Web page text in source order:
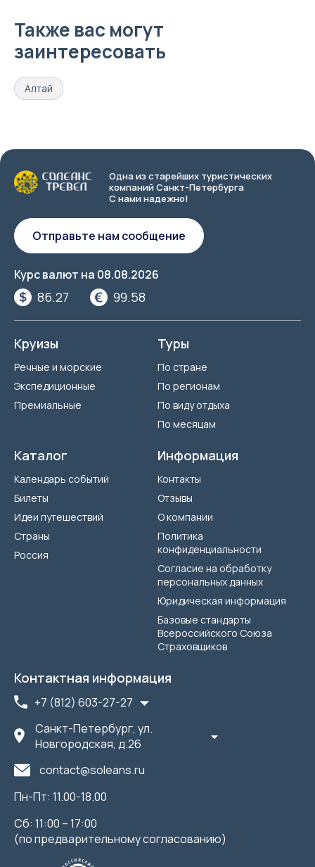
Также вас могут
заинтересовать
Алтай
Одна из старейших туристических
компаний Санкт-Петербурга
С нами надежно!
Курс валют на 08.08.2026
86.27 99.58
Отправьте нам сообщение
Круизы
Речные и морские
Экспедиционные
Премиальные
Туры
По стране
По регионам
По виду отдыха
По месяцам
Каталог
Календарь событий
Билеты
Идеи путешествий
Страны
Россия
Информация
Контакты
Отзывы
О компании
Политика
конфиденциальности
Согласие на обработку
персональных данных
Юридическая информация
Базовые стандарты
Всероссийского Союза
Страховщиков
Контактная информация
+7 (812) 603-27-27
Санкт-Петербург, ул.
Новгородская, д.26
contact@soleans.ru
Пн-Пт: 11.00-18.00
Сб: 11:00 – 17:00
(по предварительному согласованию)